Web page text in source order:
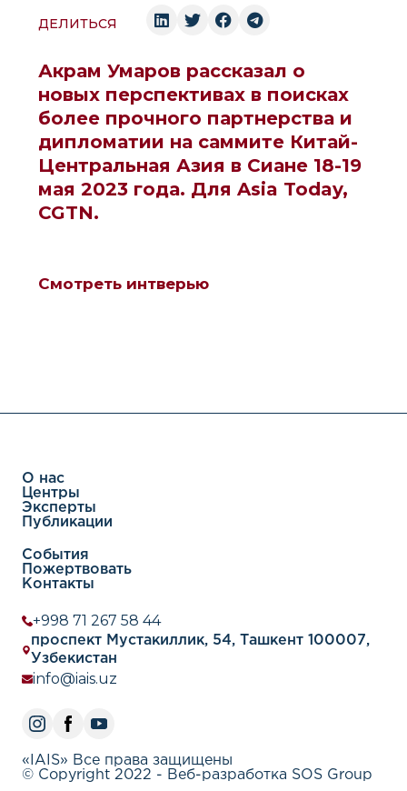
ДЕЛИТЬСЯ
Акрам Умаров рассказал о
новых перспективах в поисках
более прочного партнерства и
дипломатии на саммите Китай-
Центральная Азия в Сиане 18-19
мая 2023 года. Для Asia Today,
CGTN.
Смотреть интверью
О нас
Центры
Эксперты
Публикации
События
Пожертвовать
Контакты
+998 71 267 58 44
проспект Мустакиллик, 54, Ташкент 100007,
Узбекистан
info@iais.uz
«IAIS» Все права защищены
© Copyright 2022 - Веб-разработка SOS Group